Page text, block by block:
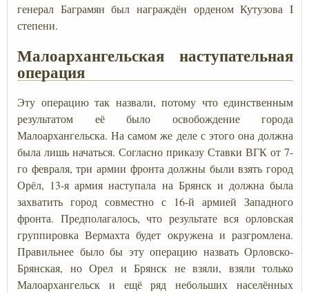
генерал Баграмян был награждён орденом Кутузова I
степени.
Малоархангельская наступательная
операция
Эту операцию так назвали, потому что единственным
результатом её было освобождение города
Малоархангельска. На самом же деле с этого она должна
была лишь начаться. Согласно приказу Ставки ВГК от 7-
го февраля, три армии фронта должны были взять город
Орёл, 13-я армия наступала на Брянск и должна была
захватить город совместно с 16-й армией Западного
фронта. Предполагалось, что результате вся орловская
группировка Вермахта будет окружена и разгромлена.
Правильнее было бы эту операцию назвать Орловско-
Брянская, но Орел и Брянск не взяли, взяли только
Малоархангельск и ещё ряд небольших населённых